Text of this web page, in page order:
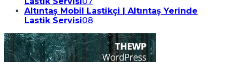
Altıntaş Mobil Lastikçi | Altıntaş Yerinde
Lastik Servisi08